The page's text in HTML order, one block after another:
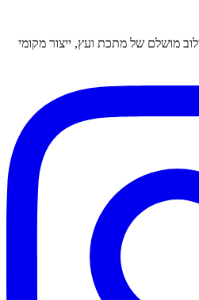
מושלם של מתכת ועץ, ייצור מקומי